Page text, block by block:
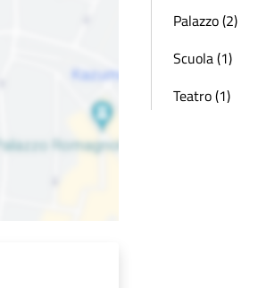
Palazzo (2)
Scuola (1)
Teatro (1)